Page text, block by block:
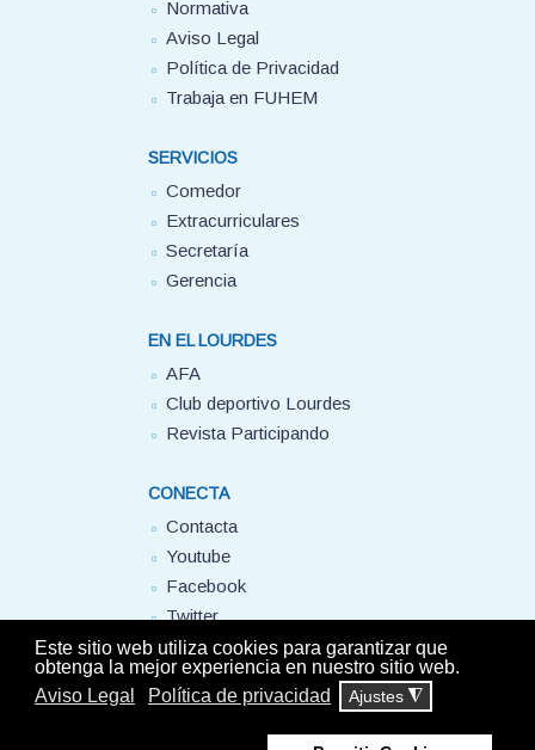
Este sitio web utiliza cookies para garantizar que
obtenga la mejor experiencia en nuestro sitio web.
Aviso Legal
Política de privacidad Ajustes ◮
Normativa
Aviso Legal
Política de Privacidad
Trabaja en FUHEM
SERVICIOS
Comedor
Extracurriculares
Secretaría
Gerencia
EN EL LOURDES
AFA
Club deportivo Lourdes
Revista Participando
CONECTA
Contacta
Youtube
Facebook
Twitter
FUHEM